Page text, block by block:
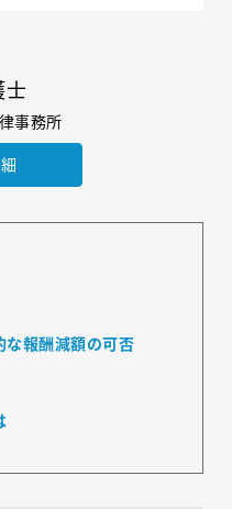
士
事務所
な報酬減額の可否